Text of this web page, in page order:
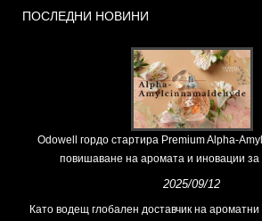
ПОСЛЕДНИ НОВИНИ
Odowell гордо стартира Premium Alpha-
повишаване на аромата и иновации за
2025/09/12
Като водещ глобален доставчик на ароматни